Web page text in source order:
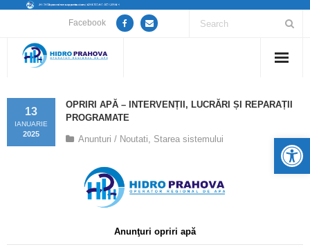
Facebook
Despre noi
OPRIRI APĂ – INTERVENȚII, LUCRĂRI ȘI REPARAȚII
PROGRAMATE
13
IANUARIE
2025 Anunturi / Noutati, Starea sistemului
Anunţuri opriri apă